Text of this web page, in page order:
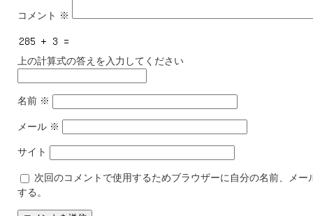
コメント ※
上の計算式の答えを入力してください
名前 ※
メール ※
サイト
次回のコメントで使用するためブラウザーに自分の名前、メー
する。